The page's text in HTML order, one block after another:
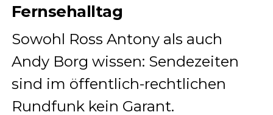
Fernsehalltag
Sowohl Ross Antony als auch
Andy Borg wissen: Sendezeiten
sind im öffentlich-rechtlichen
Rundfunk kein Garant.